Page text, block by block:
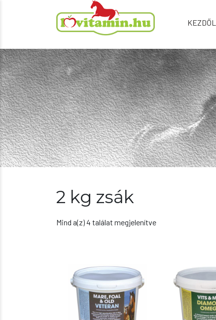
2 kg zsák
Mind a(z) 4 találat megjelenítve